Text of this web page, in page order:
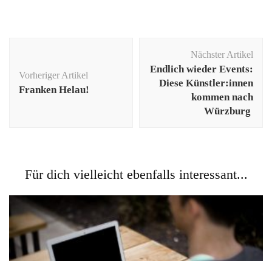
Vorheriger Artikel
Franken Helau!
Nächster Artikel
Endlich wieder Events:
Diese Künstler:innen
kommen nach
Würzburg
Für dich vielleicht ebenfalls interessant...